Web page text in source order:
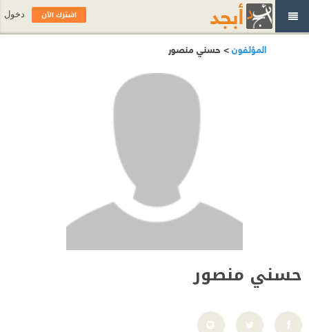
المؤلفون> حسني منصور
حسني منصور
اشترك الآن دخول